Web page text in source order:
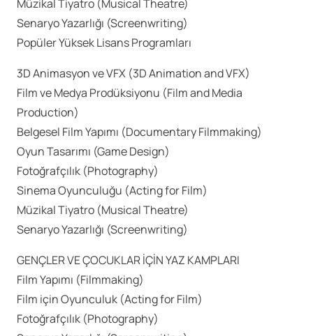
Müzikal Tiyatro (Musical Theatre)
Senaryo Yazarlığı (Screenwriting)
Popüler Yüksek Lisans Programları
3D Animasyon ve VFX (3D Animation and VFX)
Film ve Medya Prodüksiyonu (Film and Media
Production)
Belgesel Film Yapımı (Documentary Filmmaking)
Oyun Tasarımı (Game Design)
Fotoğrafçılık (Photography)
Sinema Oyunculuğu (Acting for Film)
Müzikal Tiyatro (Musical Theatre)
Senaryo Yazarlığı (Screenwriting)
GENÇLER VE ÇOCUKLAR İÇİN YAZ KAMPLARI
Film Yapımı (Filmmaking)
Film için Oyunculuk (Acting for Film)
Fotoğrafçılık (Photography)